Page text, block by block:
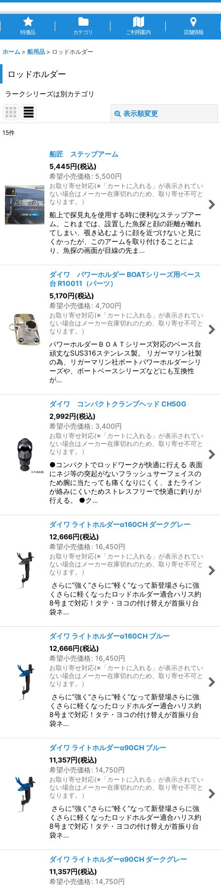
特価品 カテゴリ ご利用案内 店舗情報
ホーム > 船用品 > ロッドホルダー
ロッドホルダー
ラークシリーズは別カテゴリ
表示順変更
絞り込む
15件
船匠 ステップアーム
5,445円(税込)
希望小売価格: 5,500円
お取り寄せ対応(※「カートに入れる」が表示されてい
ない場合はメーカー在庫切れのため、取り寄せ不可と
なります。）
船上で探見丸を使用する時に便利なステップアー
ム。これまでは、設置した魚探と顔の距離が離れ
てしまい、覗き込むように顔を近づけないと見に
くかったが、このアームを取り付けることによ
り、魚探の画面が目線の先ま…
ダイワ パワーホルダー BOATシリーズ用ベース
台 R10011（パーツ）
5,170円(税込)
希望小売価格: 4,700円
お取り寄せ対応(※「カートに入れる」が表示されてい
ない場合はメーカー在庫切れのため、取り寄せ不可と
なります。）
パワーホルダーＢＯＡＴシリーズ対応のベース台
頑丈なSUS316ステンレス製。 リガーマリン社製
の為、リガーマリン社ボートパワーホルダーシリ
ーズや、ボートベースシリーズなどにも互換性
が…
ダイワ コンパクトクランプヘッド CH50G
2,992円(税込)
希望小売価格: 3,400円
お取り寄せ対応(※「カートに入れる」が表示されてい
ない場合はメーカー在庫切れのため、取り寄せ不可と
なります。）
●コンパクトでロッドワークが快適に行える 表面
にネジ等の突起がないフラッシュサーフェイスの
ため腕に当たっても痛くなりにくく、またライン
が絡みにくいためストレスフリーで快適に釣りが
行える。 ●ク…
ダイワ ライトホルダーα160CH ダークグレー
12,666円(税込)
希望小売価格: 16,450円
お取り寄せ対応(※「カートに入れる」が表示されてい
ない場合はメーカー在庫切れのため、取り寄せ不可と
なります。）
さらに”強く”さらに”軽く”なって新登場さらに強
くさらに軽くなったロッドホルダー適合ハリス約
8号まで対応！タテ・ヨコの付け替えが首振り台
袋ネ…
ダイワ ライトホルダーα160CH ブルー
12,666円(税込)
希望小売価格: 16,450円
お取り寄せ対応(※「カートに入れる」が表示されてい
ない場合はメーカー在庫切れのため、取り寄せ不可と
なります。）
さらに”強く”さらに”軽く”なって新登場さらに強
くさらに軽くなったロッドホルダー適合ハリス約
8号まで対応！タテ・ヨコの付け替えが首振り台
袋ネ…
ダイワ ライトホルダーα90CH ブルー
11,357円(税込)
希望小売価格: 14,750円
お取り寄せ対応(※「カートに入れる」が表示されてい
ない場合はメーカー在庫切れのため、取り寄せ不可と
なります。）
さらに”強く”さらに”軽く”なって新登場さらに強
くさらに軽くなったロッドホルダー適合ハリス約
8号まで対応！タテ・ヨコの付け替えが首振り台
袋ネ…
ダイワ ライトホルダーα90CH ダークグレー
11,357円(税込)
希望小売価格: 14,750円